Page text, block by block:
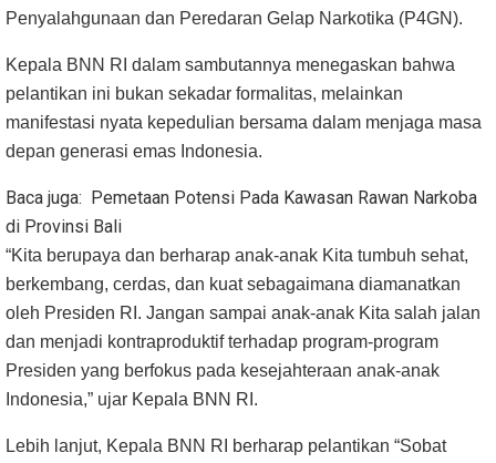
Penyalahgunaan dan Peredaran Gelap Narkotika (P4GN).
Kepala BNN RI dalam sambutannya menegaskan bahwa
pelantikan ini bukan sekadar formalitas, melainkan
manifestasi nyata kepedulian bersama dalam menjaga masa
depan generasi emas Indonesia.
Baca juga: Pemetaan Potensi Pada Kawasan Rawan Narkoba
di Provinsi Bali
“Kita berupaya dan berharap anak-anak Kita tumbuh sehat,
berkembang, cerdas, dan kuat sebagaimana diamanatkan
oleh Presiden RI. Jangan sampai anak-anak Kita salah jalan
dan menjadi kontraproduktif terhadap program-program
Presiden yang berfokus pada kesejahteraan anak-anak
Indonesia,” ujar Kepala BNN RI.
Lebih lanjut, Kepala BNN RI berharap pelantikan “Sobat